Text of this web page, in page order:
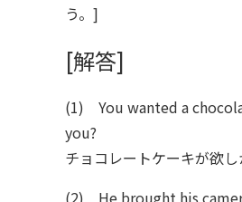
う。]
[解答]
(1) You wanted a
you?
チョコレートケーキが欲し
(2) He brought his